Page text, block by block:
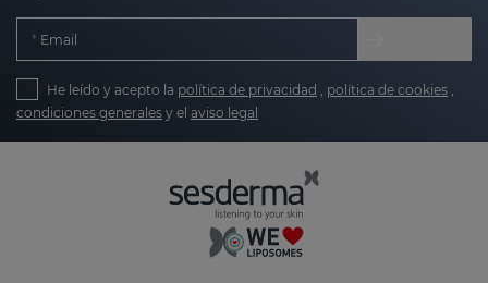
Email
He leído y acepto la política de privacidad , política de cookies ,
condiciones generales y el aviso legal